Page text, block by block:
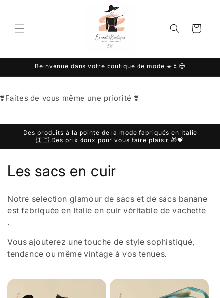
contenu
Panier
Beinvenue dans votre boutique de mode ☀️🌷😎
❣️Faites de vous même une priorité ❣️
Des produits à la pointe de la mode fabriqués en Italie
🇮🇹.Des prix doux pour vous faire plaisir 🎁💝
C
l
l
e
t
Les sacs en cuir
Notre selection glamour de sacs et de sacs banane
est fabriquée en Italie en cuir véritable de vachette
.
Vous ajouterez une touche de style sophistiqué,
tendance ou même vintage à vos tenues.